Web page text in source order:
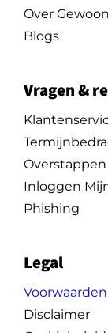
Over
Blogs
Vragen &
Overstappen
Inloggen
Phishing
Legal
Voorwaarden
Disclaimer